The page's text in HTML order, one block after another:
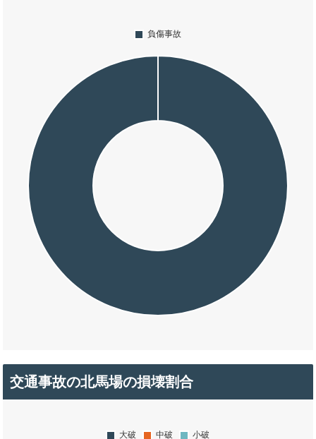
交通事故の北馬場の損壊割合